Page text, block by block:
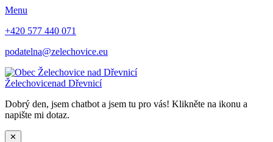
Menu
+420 577 440 071
podatelna@zelechovice.eu
Želechovicenad Dřevnicí
Dobrý den, jsem chatbot a jsem tu pro vás! Klikněte na ikonu a
napište mi dotaz.
✕